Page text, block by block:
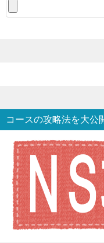
コースの攻略法を大公